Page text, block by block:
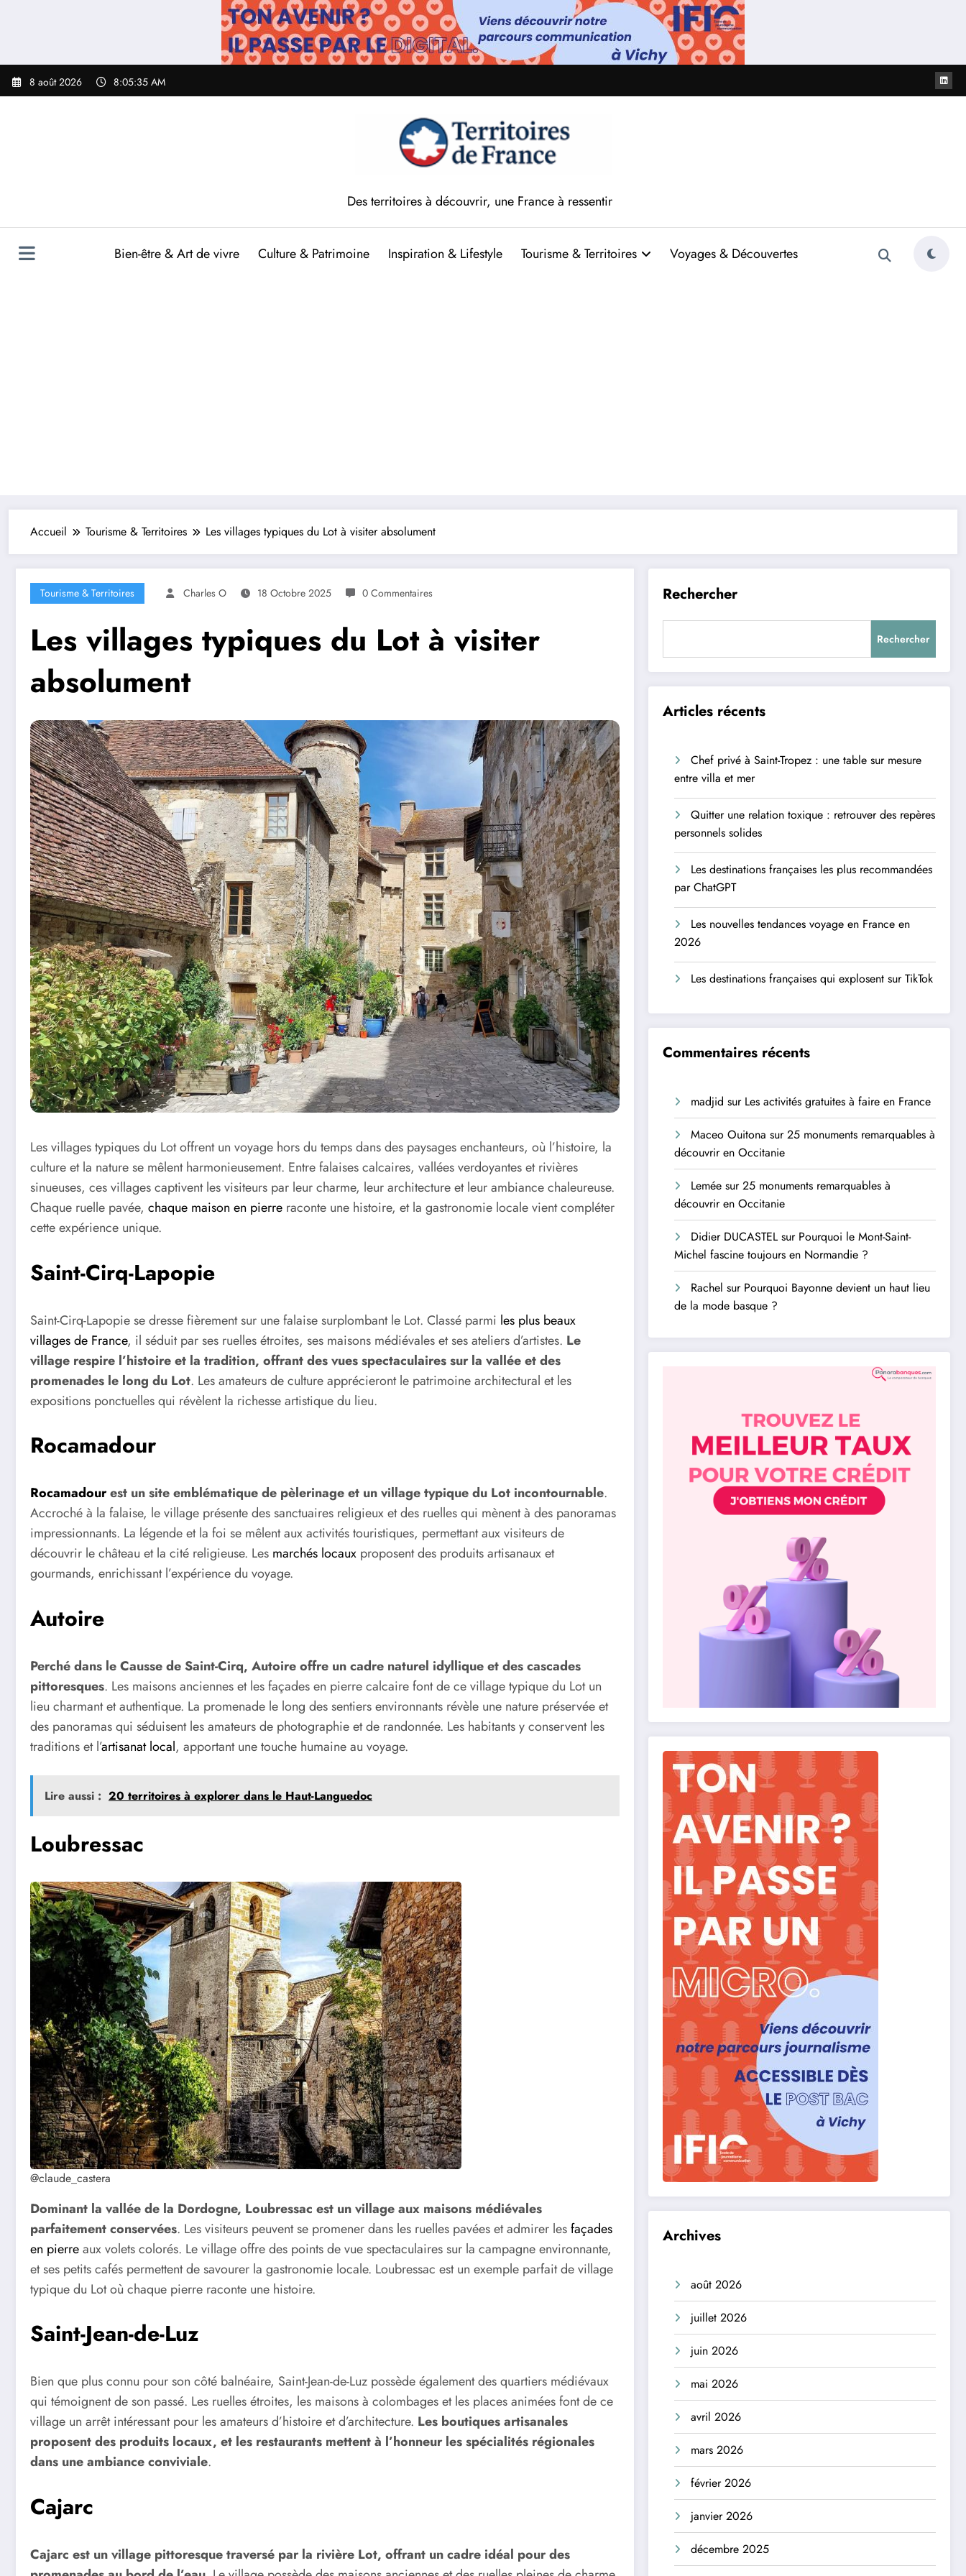
8 août 2026 8:05:36 AM
Des territoires à découvrir, une France à ressentir
Bien-être & Art de vivre Culture & Patrimoine Inspiration & Lifestyle Tourisme & Territoires Voyages & Découvertes
Accueil Tourisme & Territoires Les villages typiques du Lot à visiter absolument
Tourisme & Territoires Charles O 18 Octobre 2025 0 Commentaires
Les villages typiques du Lot à visiter
absolument
Les villages typiques du Lot offrent un voyage hors du temps dans des paysages enchanteurs, où l’histoire, la
culture et la nature se mêlent harmonieusement. Entre falaises calcaires, vallées verdoyantes et rivières
sinueuses, ces villages captivent les visiteurs par leur charme, leur architecture et leur ambiance chaleureuse.
Chaque ruelle pavée, chaque maison en pierre raconte une histoire, et la gastronomie locale vient compléter
cette expérience unique.
Saint-Cirq-Lapopie
Saint-Cirq-Lapopie se dresse fièrement sur une falaise surplombant le Lot. Classé parmi les plus beaux
villages de France, il séduit par ses ruelles étroites, ses maisons médiévales et ses ateliers d’artistes. Le
village respire l’histoire et la tradition, offrant des vues spectaculaires sur la vallée et des
promenades le long du Lot. Les amateurs de culture apprécieront le patrimoine architectural et les
expositions ponctuelles qui révèlent la richesse artistique du lieu.
Rocamadour
Rocamadourest un site emblématique de pèlerinage et un village typique du Lot incontournable.
Accroché à la falaise, le village présente des sanctuaires religieux et des ruelles qui mènent à des panoramas
impressionnants. La légende et la foi se mêlent aux activités touristiques, permettant aux visiteurs de
découvrir le château et la cité religieuse. Les marchés locaux proposent des produits artisanaux et
gourmands, enrichissant l’expérience du voyage.
Autoire
Perché dans le Causse de Saint-Cirq, Autoire offre un cadre naturel idyllique et des cascades
pittoresques. Les maisons anciennes et les façades en pierre calcaire font de ce village typique du Lot un
lieu charmant et authentique. La promenade le long des sentiers environnants révèle une nature préservée et
des panoramas qui séduisent les amateurs de photographie et de randonnée. Les habitants y conservent les
traditions et l’artisanat local, apportant une touche humaine au voyage.
Lire aussi : 20 territoires à explorer dans le Haut-Languedoc
Loubressac
@claude_castera
Dominant la vallée de la Dordogne, Loubressac est un village aux maisons médiévales
parfaitement conservées. Les visiteurs peuvent se promener dans les ruelles pavées et admirer lesfaçades
en pierreaux volets colorés. Le village offre des points de vue spectaculaires sur la campagne environnante,
et ses petits cafés permettent de savourer la gastronomie locale. Loubressac est un exemple parfait de village
typique du Lot où chaque pierre raconte une histoire.
Saint-Jean-de-Luz
Bien que plus connu pour son côté balnéaire, Saint-Jean-de-Luz possède également des quartiers médiévaux
qui témoignent de son passé. Les ruelles étroites, les maisons à colombages et les places animées font de ce
village un arrêt intéressant pour les amateurs d’histoire et d’architecture. Les boutiques artisanales
proposent des produits locaux, et les restaurants mettent à l’honneur les spécialités régionales
dans une ambiance conviviale.
Cajarc
Cajarc est un village pittoresque traversé par la rivière Lot, offrant un cadre idéal pour des
Rechercher
Rechercher
Articles récents
Chef privé à Saint-Tropez : une table sur mesure
entre villa et mer
Quitter une relation toxique : retrouver des repères
personnels solides
Les destinations françaises les plus recommandées
par ChatGPT
Les nouvelles tendances voyage en France en
2026
Les destinations françaises qui explosent sur TikTok
Commentaires récents
madjid sur Les activités gratuites à faire en France
Maceo Ouitona sur25 monuments remarquables à
découvrir en Occitanie
Lemée sur25 monuments remarquables à
découvrir en Occitanie
Didier DUCASTEL sur Pourquoi le Mont-Saint-
Michel fascine toujours en Normandie ?
Rachel sur Pourquoi Bayonne devient un haut lieu
de la mode basque ?
Archives
août 2026
juillet 2026
juin 2026
mai 2026
avril 2026
mars 2026
février 2026
janvier 2026
décembre 2025